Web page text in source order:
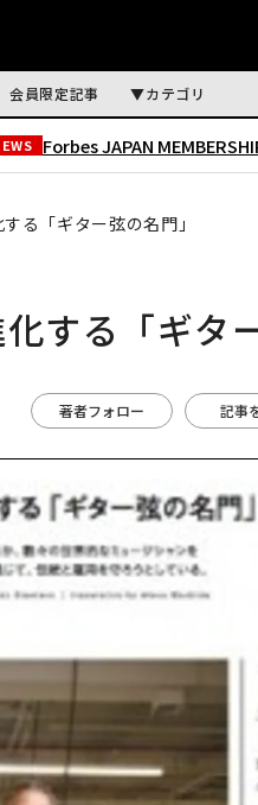
会員限定記事 カテゴリ
Forbes JAPAN
る「ギター弦の名門」
する「ギタ
著者フォロー 記事